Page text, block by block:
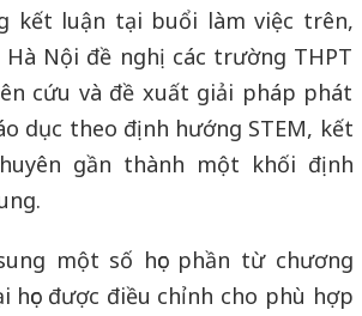
kết luận tại buổi làm việc trên,
Hà Nội đề nghị các trường THPT
cứu và đề xuất giải pháp phát
dục theo định hướng STEM, kết
gần thành một khối định
một số học phần từ chương
học được điều chỉnh cho phù hợp